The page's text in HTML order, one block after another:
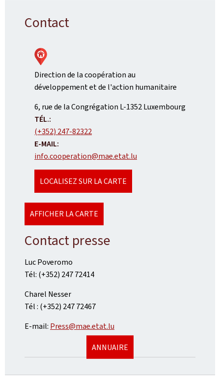
Contact
Direction de la coopération au
développement et de l'action humanitaire
ADRESSE
:
6, rue de la Congrégation L-1352Luxembourg
TÉL.:
(+352) 247-82322
E-MAIL:
info.cooperation@mae.etat.lu
LOCALISEZ SUR LA CARTE
AFFICHER LA CARTE
Contact presse
Luc Poveromo
Tél: (+352) 247 72414
Charel Nesser
Tél : (+352) 247 72467
E-mail: Press@mae.etat.lu
ANNUAIRE